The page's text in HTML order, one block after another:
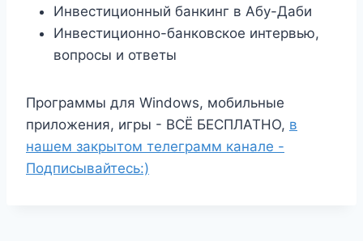
Инвестиционный банкинг в Абу-Даби
Инвестиционно-банковское интервью,
вопросы и ответы
Программы для Windows, мобильные
приложения, игры - ВСЁ БЕСПЛАТНО, в
нашем закрытом телеграмм канале -
Подписывайтесь:)